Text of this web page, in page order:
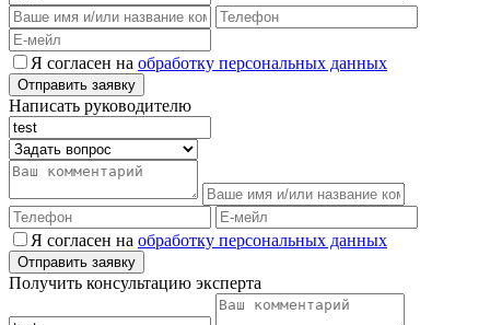
Я согласен на обработку персональных данных
Написать руководителю
Я согласен на обработку персональных данных
Получить консультацию эксперта